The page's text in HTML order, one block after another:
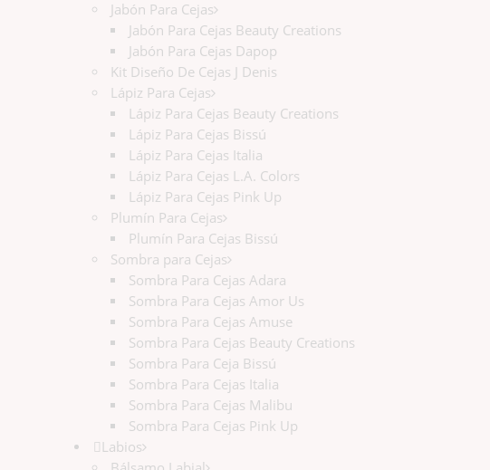
Jabón Para Cejas
Jabón Para Cejas Beauty Creations
Jabón Para Cejas Dapop
Kit Diseño De Cejas J Denis
Lápiz Para Cejas
Lápiz Para Cejas Beauty Creations
Lápiz Para Cejas Bissú
Lápiz Para Cejas Italia
Lápiz Para Cejas L.A. Colors
Lápiz Para Cejas Pink Up
Plumín Para Cejas
Plumín Para Cejas Bissú
Sombra para Cejas
Sombra Para Cejas Adara
Sombra Para Cejas Amor Us
Sombra Para Cejas Amuse
Sombra Para Cejas Beauty Creations
Sombra Para Ceja Bissú
Sombra Para Cejas Italia
Sombra Para Cejas Malibu
Sombra Para Cejas Pink Up
Labios